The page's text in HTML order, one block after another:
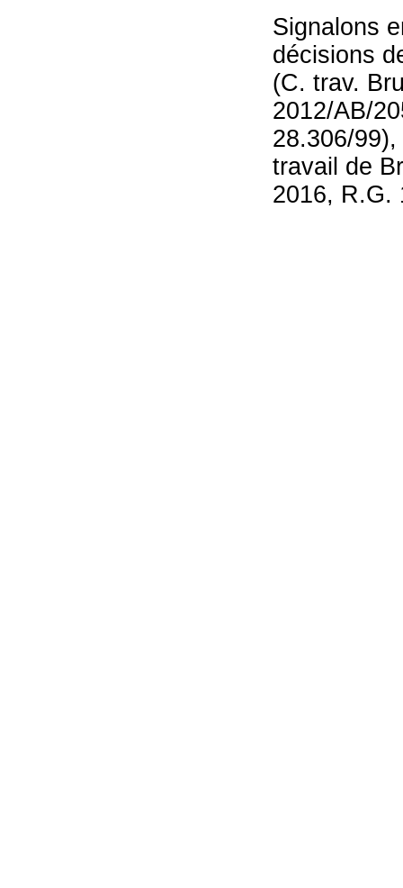
Signalons
décisions
(C. trav.
2012/AB/
28.306/
travail de
2016, R.G.